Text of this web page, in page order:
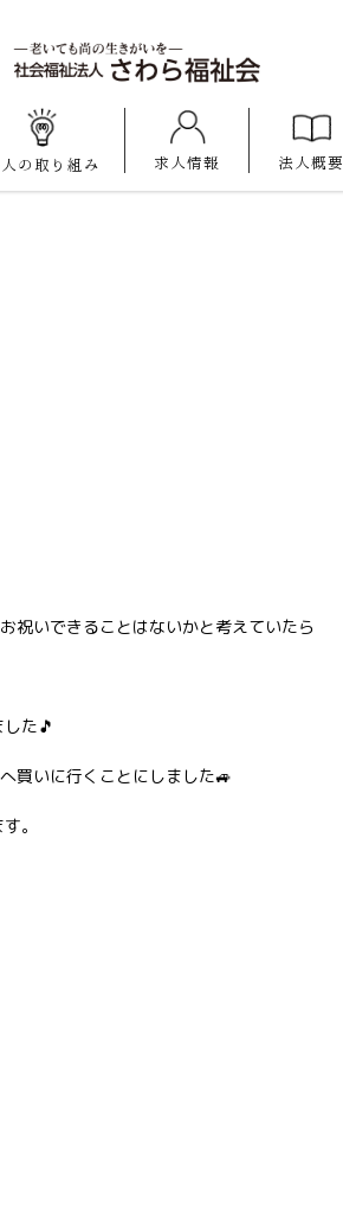
の 取り組み 求人情報 法人概要
祝いできることはないかと考えていたら
た🎵
買いに行くことにしました🚙
。